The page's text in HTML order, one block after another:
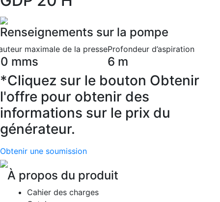
Renseignements sur la pompe
maximale de la presse
mms
Profondeur d’aspiration
6 m
*Cliquez sur le bouton Obtenir
l'offre pour obtenir des
informations sur le prix du
générateur.
Obtenir une soumission
À propos du produit
Cahier des charges